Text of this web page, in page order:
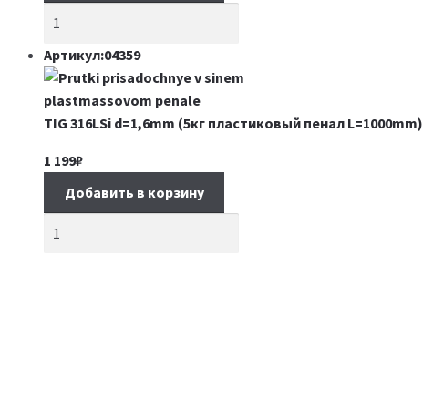
Артикул:04359
TIG 316LSi d=1,6mm (5кг пластиковый пенал L=1000mm)
1 199₽
Добавить в корзину